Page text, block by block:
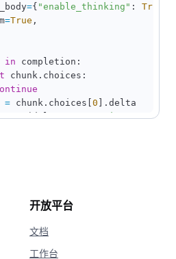
={ "enable_thinking" : True
=True ,
in completion :
chunk . choices :
= chunk . choices 0 . delta
(delta, "reasoning_content"
开放平台
文档
工作台